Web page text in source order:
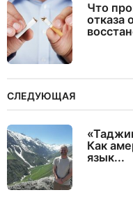
Что
отказа
СЛЕДУЮЩАЯ
Как
язык...